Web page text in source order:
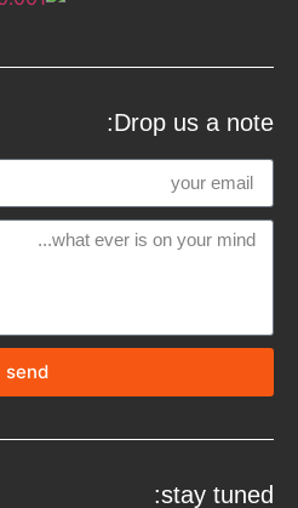
Drop us a note:
send
stay tuned: